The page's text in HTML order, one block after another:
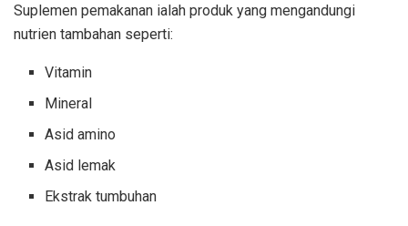
Suplemen pemakanan ialah produk yang mengandungi
nutrien tambahan seperti:
Vitamin
Mineral
Asid amino
Asid lemak
Ekstrak tumbuhan